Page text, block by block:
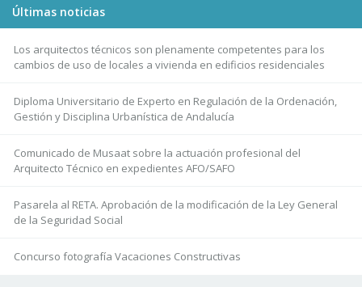
Últimas noticias
Los arquitectos técnicos son plenamente competentes para los
cambios de uso de locales a vivienda en edificios residenciales
Diploma Universitario de Experto en Regulación de la Ordenación,
Gestión y Disciplina Urbanística de Andalucía
Comunicado de Musaat sobre la actuación profesional del
Arquitecto Técnico en expedientes AFO/SAFO
Pasarela al RETA. Aprobación de la modificación de la Ley General
de la Seguridad Social
Concurso fotografía Vacaciones Constructivas